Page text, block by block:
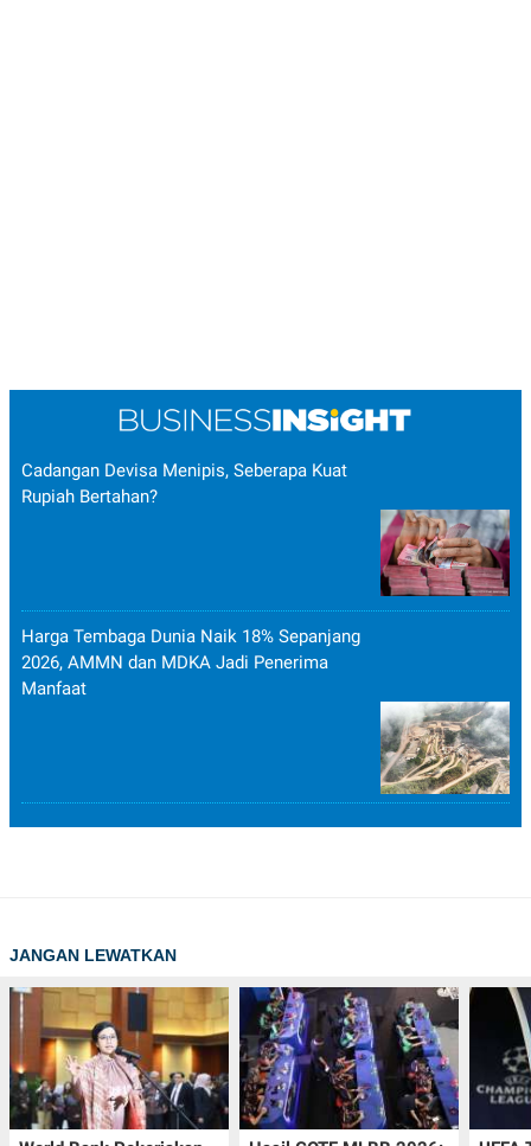
Cadangan Devisa Menipis, Seberapa Kuat
Rupiah Bertahan?
Harga Tembaga Dunia Naik 18% Sepanjang
2026, AMMN dan MDKA Jadi Penerima
Manfaat
JANGAN LEWATKAN